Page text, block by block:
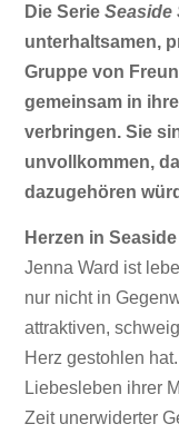
Die SerieSeaside
unterhaltsamen,
Gruppe von
gemeinsam in
verbringen. Sie
unvollkommen,
dazugehören
Herzen in Seaside
Jenna Ward ist
nur nicht in
attraktiven,
Herz gestohlen
Liebesleben ihrer
Zeit unerwiderter